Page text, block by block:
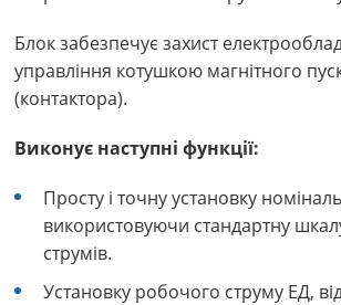
Блок забезпечує захист
управління котушкою магнітного
(контактора).
Виконує наступні функції:
Просту і точну установку
використовуючи стандартну
струмів.
Установку робочого струму ЕД,